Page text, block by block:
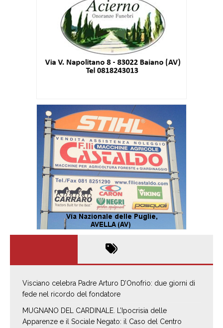
Visciano celebra Padre Arturo D’Onofrio: due giorni di
fede nel ricordo del fondatore
MUGNANO DEL CARDINALE. L’Ipocrisia delle
Apparenze e il Sociale Negato: il Caso del Centro